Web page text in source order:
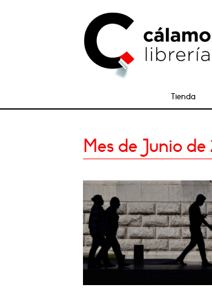
Tienda
Mes de Junio de